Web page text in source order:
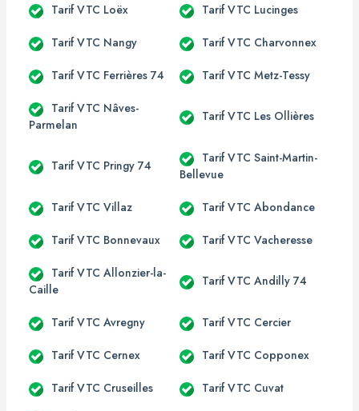
Tarif VTC Loëx Tarif VTC Lucinges
Tarif VTC Nangy Tarif VTC Charvonnex
Tarif VTC Ferrières 74 Tarif VTC Metz-Tessy
Tarif VTC Nâves-
Parmelan
Tarif VTC Les Ollières
Tarif VTC Pringy 74
Tarif VTC Saint-Martin-
Bellevue
Tarif VTC Villaz Tarif VTC Abondance
Tarif VTC Bonnevaux Tarif VTC Vacheresse
Tarif VTC Allonzier-la-
Caille
Tarif VTC Andilly 74
Tarif VTC Avregny Tarif VTC Cercier
Tarif VTC Cernex Tarif VTC Copponex
Tarif VTC Cruseilles Tarif VTC Cuvat